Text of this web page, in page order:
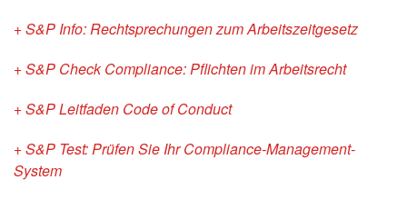
+ S&P Info: Rechtsprechungen zum Arbeitszeitgesetz
+ S&P Check Compliance: Pflichten im Arbeitsrecht
+ S&P Leitfaden Code of Conduct
+ S&P Test: Prüfen Sie Ihr Compliance-Management-
System